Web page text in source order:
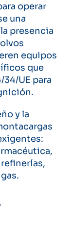
operar
una
presencia
equipos
que
UE para
y la